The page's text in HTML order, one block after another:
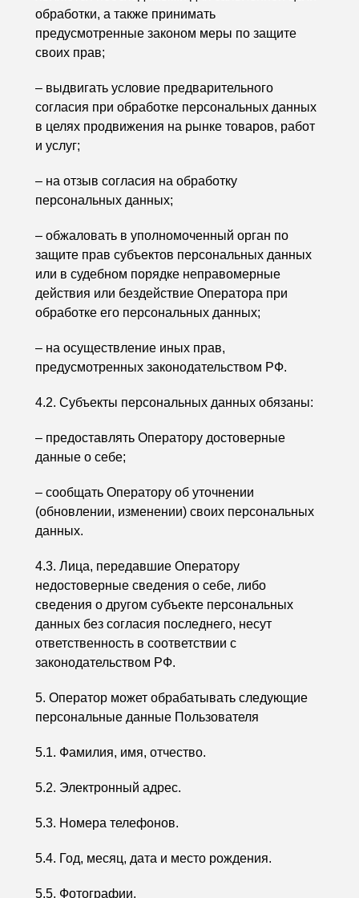
обработки, а также принимать
предусмотренные законом меры по защите
своих прав;
– выдвигать условие предварительного
согласия при обработке персональных данных
в целях продвижения на рынке товаров, работ
и услуг;
– на отзыв согласия на обработку
персональных данных;
– обжаловать в уполномоченный орган по
защите прав субъектов персональных данных
или в судебном порядке неправомерные
действия или бездействие Оператора при
обработке его персональных данных;
– на осуществление иных прав,
предусмотренных законодательством РФ.
4.2. Субъекты персональных данных обязаны:
– предоставлять Оператору достоверные
данные о себе;
– сообщать Оператору об уточнении
(обновлении, изменении) своих персональных
данных.
4.3. Лица, передавшие Оператору
недостоверные сведения о себе, либо
сведения о другом субъекте персональных
данных без согласия последнего, несут
ответственность в соответствии с
законодательством РФ.
5. Оператор может обрабатывать следующие
персональные данные Пользователя
5.1. Фамилия, имя, отчество.
5.2. Электронный адрес.
5.3. Номера телефонов.
5.4. Год, месяц, дата и место рождения.
5.5. Фотографии.